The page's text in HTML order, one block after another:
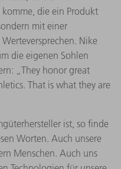
komme, die ein Produkt
mit einer
Nike
die eigenen Sohlen
„They honor great
That is what they are
ist, so finde
Worten. Auch unsere
Menschen. Auch uns